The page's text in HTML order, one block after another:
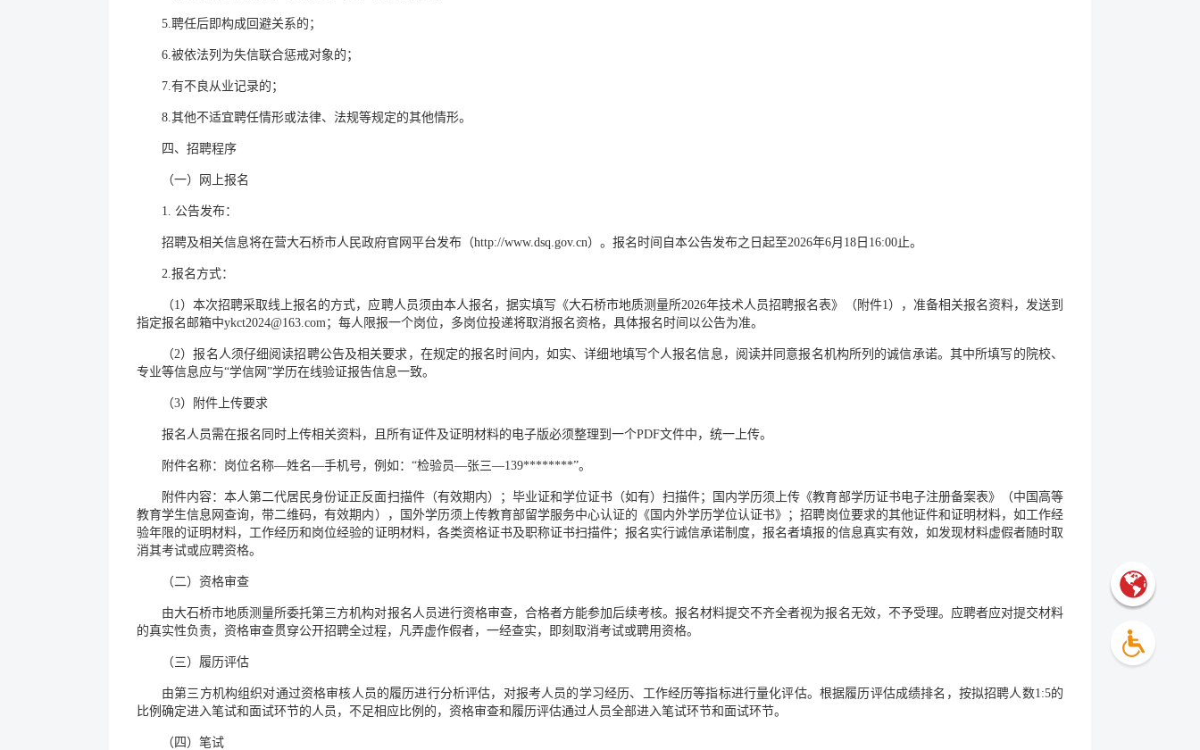
5.聘任后即构成回避关系的；
6.被依法列为失信联合惩戒对象的；
7.有不良从业记录的；
8.其他不适宜聘任情形或法律、法规等规定的其他情形。
四、招聘程序
（一）网上报名
1. 公告发布：
招聘及相关信息将在营大石桥市人民政府官网平台发布（http://www.dsq.gov.cn）。报名时间自本公告发布之日起至2026年6月18日16:00止。
2.报名方式：
（1）本次招聘采取线上报名的方式，应聘人员须由本人报名，据实填写《大石桥市地质测量所2026年技术人员招聘报名表》（附件1），准备相关报名资料，发送到
指定报名邮箱中ykct2024@163.com；每人限报一个岗位，多岗位投递将取消报名资格，具体报名时间以公告为准。
（2）报名人须仔细阅读招聘公告及相关要求，在规定的报名时间内，如实、详细地填写个人报名信息，阅读并同意报名机构所列的诚信承诺。其中所填写的院校、
专业等信息应与“学信网”学历在线验证报告信息一致。
（3）附件上传要求
报名人员需在报名同时上传相关资料，且所有证件及证明材料的电子版必须整理到一个PDF文件中，统一上传。
附件名称：岗位名称—姓名—手机号，例如：“检验员—张三—139********”。
附件内容：本人第二代居民身份证正反面扫描件（有效期内）；毕业证和学位证书（如有）扫描件；国内学历须上传《教育部学历证书电子注册备案表》（中国高等
教育学生信息网查询，带二维码，有效期内），国外学历须上传教育部留学服务中心认证的《国内外学历学位认证书》；招聘岗位要求的其他证件和证明材料，如工作经
验年限的证明材料，工作经历和岗位经验的证明材料，各类资格证书及职称证书扫描件；报名实行诚信承诺制度，报名者填报的信息真实有效，如发现材料虚假者随时取
消其考试或应聘资格。
（二）资格审查
由大石桥市地质测量所委托第三方机构对报名人员进行资格审查，合格者方能参加后续考核。报名材料提交不齐全者视为报名无效，不予受理。应聘者应对提交材料
的真实性负责，资格审查贯穿公开招聘全过程，凡弄虚作假者，一经查实，即刻取消考试或聘用资格。
（三）履历评估
由第三方机构组织对通过资格审核人员的履历进行分析评估，对报考人员的学习经历、工作经历等指标进行量化评估。根据履历评估成绩排名，按拟招聘人数1:5的
比例确定进入笔试和面试环节的人员，不足相应比例的，资格审查和履历评估通过人员全部进入笔试环节和面试环节。
（四）笔试